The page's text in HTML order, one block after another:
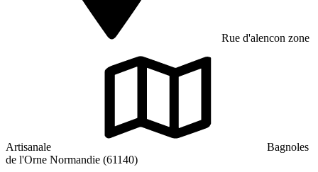
Rue d'alencon zone
Artisanale
Bagnoles
de l'Orne Normandie (61140)